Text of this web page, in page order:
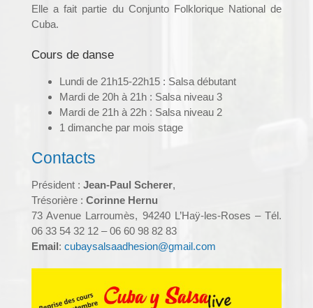
Elle a fait partie du Conjunto Folklorique National de
Cuba.
Cours de danse
Lundi de 21h15-22h15 : Salsa débutant
Mardi de 20h à 21h : Salsa niveau 3
Mardi de 21h à 22h : Salsa niveau 2
1 dimanche par mois stage
Contacts
Président : Jean-Paul Scherer,
Trésorière : Corinne Hernu
73 Avenue Larroumès, 94240 L’Haÿ-les-Roses – Tél.
06 33 54 32 12 – 06 60 98 82 83
Email: cubaysalsaadhesion@gmail.com